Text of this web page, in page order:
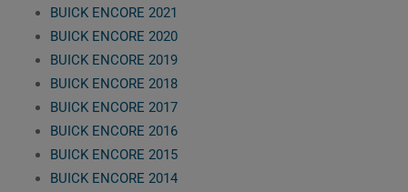
BUICK ENCORE 2021
BUICK ENCORE 2020
BUICK ENCORE 2019
BUICK ENCORE 2018
BUICK ENCORE 2017
BUICK ENCORE 2016
BUICK ENCORE 2015
BUICK ENCORE 2014